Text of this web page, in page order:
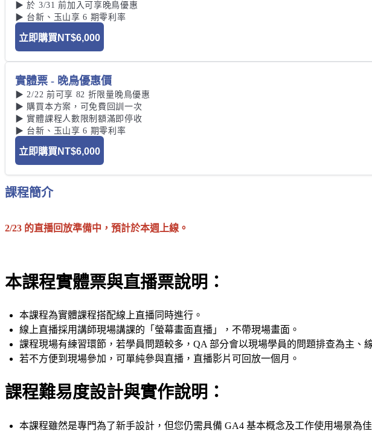
▶ 於 3/31 前加入可享晚鳥優惠
▶ 台新、玉山享 6 期零利率
立即購買 NT$6,000
實體票 - 晚鳥優惠價
▶ 2/22 前可享 82 折限量晚鳥優惠
▶ 購買本方案，可免費回訓一次
▶ 實體課程人數限制額滿即停收
立即購買 NT$6,000
課程簡介
2/23 的直播回放準備中，預計於本週上線。
本課程實體票與直播票說明：
本課程為實體課程搭配線上直播同時進行。
線上直播採用講師現場講課的「螢幕畫面直播」，不帶現場畫面。
課程現場有練習環節，若學員問題較多，QA 部分會以現場學員的問題排查為主、
若不方便到現場參加，可單純參與直播，直播影片可回放一個月。
課程難易度設計與實作說明：
本課程雖然是專門為了新手設計，但您仍需具備 GA4 基本概念及工作使用場景